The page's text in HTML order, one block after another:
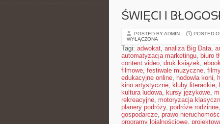
ŚWIĘCI I
POSTED BY ADMIN POSTED
WYŁĄCZONA
Tagi: adwokat, analiza Big Data,
automatyzacja marketingu, biuro
content video, druk książek,
filmowe, festiwale muzyczne,
edukacyjne online, hodowla koni,
kino artystyczne, kluby literackie,
kultura ludowa, kursy językowe,
rekreacyjne, motoryzacja
planery podróży, podróże rodzinne,
gospodarcze, prawo
programy lojalnościowe,